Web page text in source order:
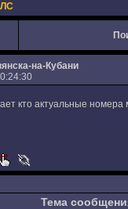
на-Кубани
кто актуальные
Тема